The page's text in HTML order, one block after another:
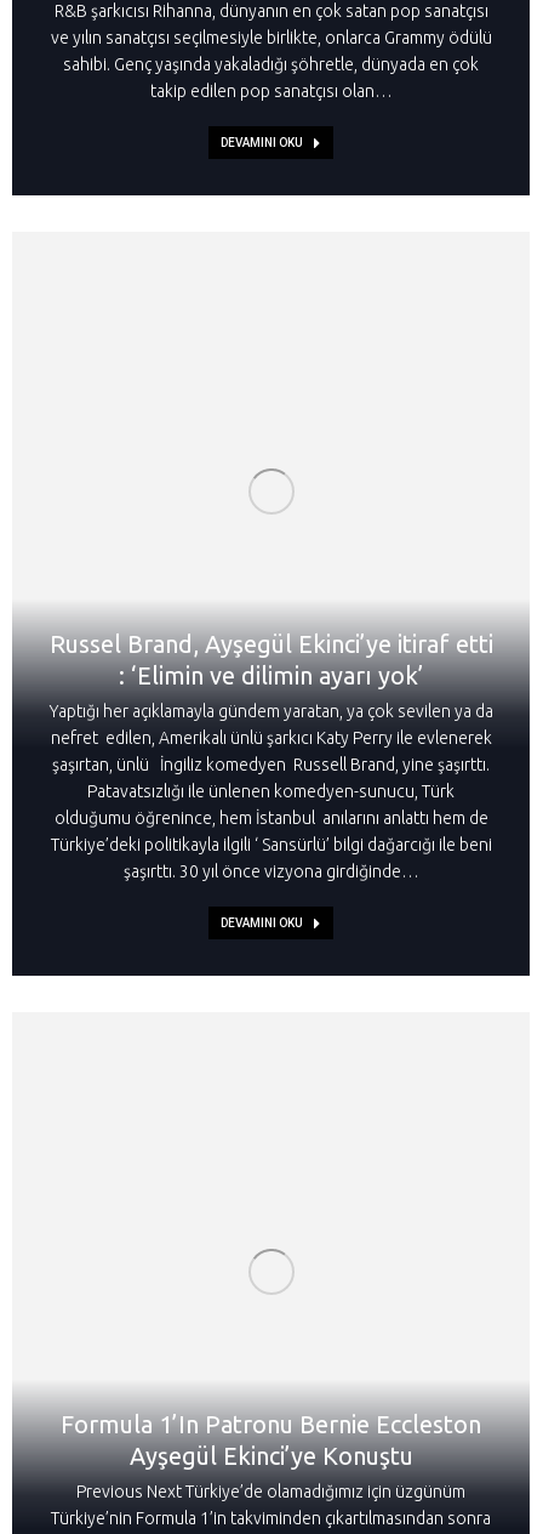
R&B şarkıcısı Rihanna, dünyanın en çok satan pop sanatçısı
ve yılın sanatçısı seçilmesiyle birlikte, onlarca Grammy ödülü
sahibi. Genç yaşında yakaladığı şöhretle, dünyada en çok
takip edilen pop sanatçısı olan…
DEVAMINI OKU
Russel Brand, Ayşegül Ekinci’ye itiraf etti
: ‘Elimin ve dilimin ayarı yok’
Yaptığı her açıklamayla gündem yaratan, ya çok sevilen ya da
nefret edilen, Amerikalı ünlü şarkıcı Katy Perry ile evlenerek
şaşırtan, ünlü İngiliz komedyen Russell Brand, yine şaşırttı.
Patavatsızlığı ile ünlenen komedyen-sunucu, Türk
olduğumu öğrenince, hem İstanbul anılarını anlattı hem de
Türkiye’deki politikayla ilgili ‘ Sansürlü’ bilgi dağarcığı ile beni
şaşırttı. 30 yıl önce vizyona girdiğinde…
DEVAMINI OKU
Formula 1’In Patronu Bernie Eccleston
Ayşegül Ekinci’ye Konuştu
Previous Next Türkiye’de olamadığımız için üzgünüm
Türkiye’nin Formula 1’in takviminden çıkartılmasından sonra